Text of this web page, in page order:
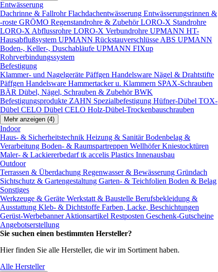
Entwässerung
Dachrinne & FallrohrFlachdachentwässerung Entwässerungsrinnen &
-roste GRÖMO Regenstandrohre & ZubehörLORO-X Standrohre
LORO-X Abflussrohre LORO-X Verbundrohre UPMANN HT-
Hausabflußsystem UPMANN Rückstauverschlüsse ABS UPMANN
Boden-, Keller-, Duschabläufe UPMANN FIXup
Rohrverbindungssystem
Befestigung
Klammer- und Nagelgeräte Päffgen Handelsware Nägel & Drahtstifte
Päffgen Handelsware Hammertacker u. Klammern SPAX-Schrauben
BÄR Dübel, Nägel, Schrauben & ZubehörBWK
Befestigungsprodukte ZAHN Spezialbefestigung Hüfner-Dübel TOX-
Dübel CELO Dübel CELO Holz-Dübel-Trockenbauschrauben
Mehr anzeigen (4)
Indoor
Haus- & Sicherheitstechnik Heizung & SanitärBodenbelag &
Verarbeitung Boden- & Raumspartreppen Wellhöfer Kniestocktüren
Maler- & Lackiererbedarftk accelis Plastics Innenausbau
Outdoor
Terrassen & Überdachung Regenwasser & Bewässerung Gründach
Sichtschutz & Gartengestaltung Garten- & Teichfolien Boden & Belag
Sonstiges
Werkzeuge & Geräte Werkstatt & Baustelle Berufsbekleidung &
Ausstattung Kleb- & Dichtstoffe Farben, Lacke, Beschichtungen
Gerüst-WerbebannerAktionsartikel Restposten Geschenk-Gutscheine
Angebotserstellung
Sie suchen einen bestimmten Hersteller?
Hier finden Sie alle Hersteller, die wir im Sortiment haben.
Alle Hersteller